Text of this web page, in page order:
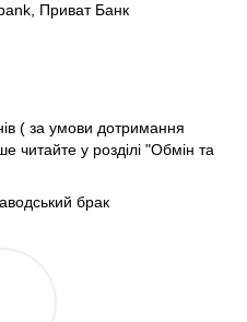
Приват Банк
( за умови дотримання
читайте у розділі "Обмін та
брак